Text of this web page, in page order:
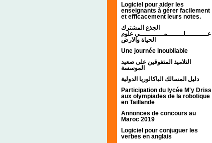
Logiciel pour aider les
enseignants à gérer facilement
et efficacement leurs notes.
الجذع المشترك
عـــــــــــلــــــــمــــــــــــي علوم
الحياة والارض
Une journée inoubliable
التلاميذ المتفوقين على صعيد
الموسسة
دليل المسالك الباكالوريا الدولية
Participation du lycée M'y Driss
aux olympiades de la robotique
en Taillande
Annonces de concours au
Maroc 2019
Logiciel pour conjuguer les
verbes en anglais